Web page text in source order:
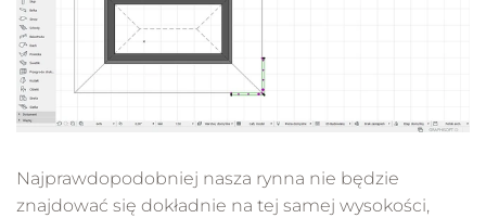
Najprawdopodobniej nasza rynna nie będzie
znajdować się dokładnie na tej samej wysokości,